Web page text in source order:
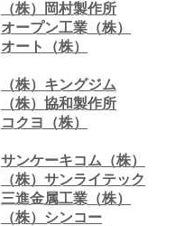
（株）岡村製作所
オープン工業（株）
オート（株）
（株）キングジム
（株）協和製作所
コクヨ（株）
サンケーキコム（株）
（株）サンライテック
三進金属工業（株）
（株）シンコー